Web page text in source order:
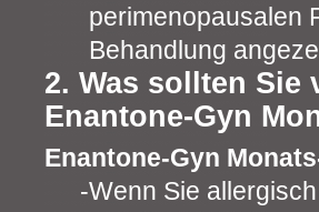
perimenopausalen
Behandlung
2. Was sollten
Enantone-Gyn
Enantone-Gyn
Wenn Sie